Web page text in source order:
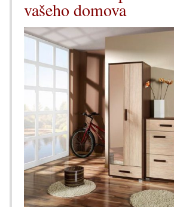
vašeho domova